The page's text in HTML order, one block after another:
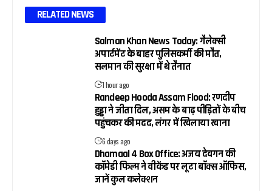
RELATED NEWS
Salman Khan News Today: गैलेक्सी
अपार्टमेंट के बाहर पुलिसकर्मी की मौत,
सलमान की सुरक्षा में थे तैनात
1 hour ago
Randeep Hooda Assam Flood: रणदीप
हुड्डा ने जीता दिल, असम के बाढ़ पीड़ितों के बीच
पहुंचकर की मदद, लंगर में खिलाया खाना
6 days ago
Dhamaal 4 Box Office: अजय देवगन की
कॉमेडी फिल्म ने वीकेंड पर लूटा बॉक्स ऑफिस,
जानें कुल कलेक्शन